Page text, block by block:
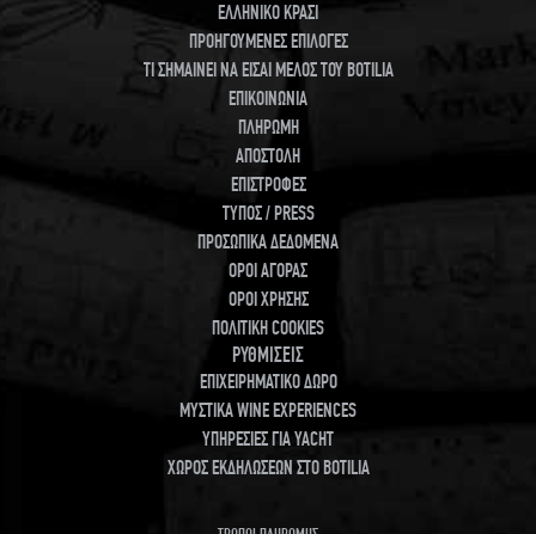
ΕΛΛΗΝΙΚΟ ΚΡΑΣΙ
ΠΡΟΗΓΟΥΜΕΝΕΣ ΕΠΙΛΟΓΕΣ
ΤΙ ΣΗΜΑΙΝΕΙ ΝΑ ΕΙΣΑΙ ΜΕΛΟΣ ΤΟΥ BOTILIA
ΕΠΙΚΟΙΝΩΝΙΑ
ΠΛΗΡΩΜΗ
ΑΠΟΣΤΟΛΗ
ΕΠΙΣΤΡΟΦΕΣ
ΤΥΠΟΣ / PRESS
ΠΡΟΣΩΠΙΚΑ ΔΕΔΟΜΕΝΑ
ΟΡΟΙ ΑΓΟΡΑΣ
ΟΡΟΙ ΧΡΗΣΗΣ
ΠΟΛΙΤΙΚΗ COOKIES
ΡΥΘΜΙΣΕΙΣ
ΕΠΙΧΕΙΡΗΜΑΤΙΚΟ ΔΩΡΟ
ΜΥΣΤΙΚΑ WINE EXPERIENCES
ΥΠΗΡΕΣΙΕΣ ΓΙΑ YACHT
ΧΩΡΟΣ ΕΚΔΗΛΩΣΕΩΝ ΣΤΟ BOTILIA